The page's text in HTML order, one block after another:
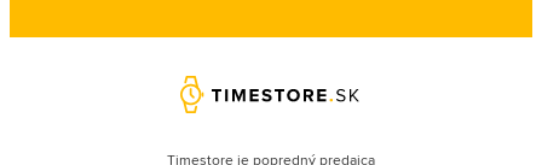
Timestore je popredný predajca